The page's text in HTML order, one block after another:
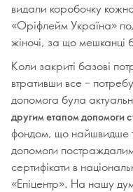
видали коробочку
«Оріфлейм Україна»
жіночі, за що мешканці
Коли закриті базові
втративши все –
допомога була
другим етапом допомоги
фондом, що найшвидше
допомоги
сертифікати в
«Епіцентр». На нашу